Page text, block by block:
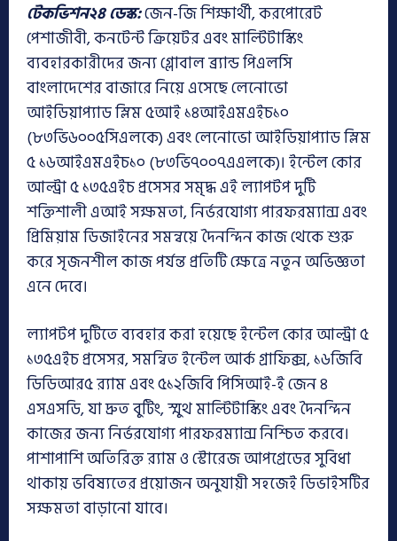
টেকভিশন২৪ ডেস্ক:জেন-জি শিক্ষার্থী, করপোরেট
পেশাজীবী, কনটেন্ট ক্রিয়েটর এবং মাল্টিটাস্কিং
ব্যবহারকারীদের জন্য গ্লোবাল ব্র্যান্ড পিএলসি
বাংলাদেশের বাজারে নিয়ে এসেছে লেনোভো
আইডিয়াপ্যাড স্লিম ৫আই ১৪আইএমএইচ১০
(৮৩ভি৬০০৫সিএলকে) এবং লেনোভো আইডিয়াপ্যাড স্লিম
৫ ১৬আইএমএইচ১০ (৮৩ভি৭০০৭এএলকে)। ইন্টেল কোর
আল্ট্রা ৫ ১৩৫এইচ প্রসেসর সমৃদ্ধ এই ল্যাপটপ দুটি
শক্তিশালী এআই সক্ষমতা, নির্ভরযোগ্য পারফরম্যান্স এবং
প্রিমিয়াম ডিজাইনের সমন্বয়ে দৈনন্দিন কাজ থেকে শুরু
করে সৃজনশীল কাজ পর্যন্ত প্রতিটি ক্ষেত্রে নতুন অভিজ্ঞতা
এনে দেবে।
ল্যাপটপ দুটিতে ব্যবহার করা হয়েছে ইন্টেল কোর আল্ট্রা ৫
১৩৫এইচ প্রসেসর, সমন্বিত ইন্টেল আর্ক গ্রাফিক্স, ১৬জিবি
ডিডিআর৫ র‍্যাম এবং ৫১২জিবি পিসিআই-ই জেন ৪
এসএসডি, যা দ্রুত বুটিং, স্মুথ মাল্টিটাস্কিং এবং দৈনন্দিন
কাজের জন্য নির্ভরযোগ্য পারফরম্যান্স নিশ্চিত করবে।
পাশাপাশি অতিরিক্ত র‍্যাম ও স্টোরেজ আপগ্রেডের সুবিধা
থাকায় ভবিষ্যতের প্রয়োজন অনুযায়ী সহজেই ডিভাইসটির
সক্ষমতা বাড়ানো যাবে।